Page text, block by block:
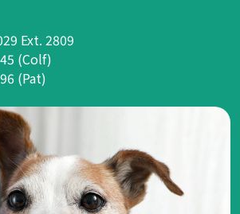
Ext. 2809
(Colf)
(Pat)